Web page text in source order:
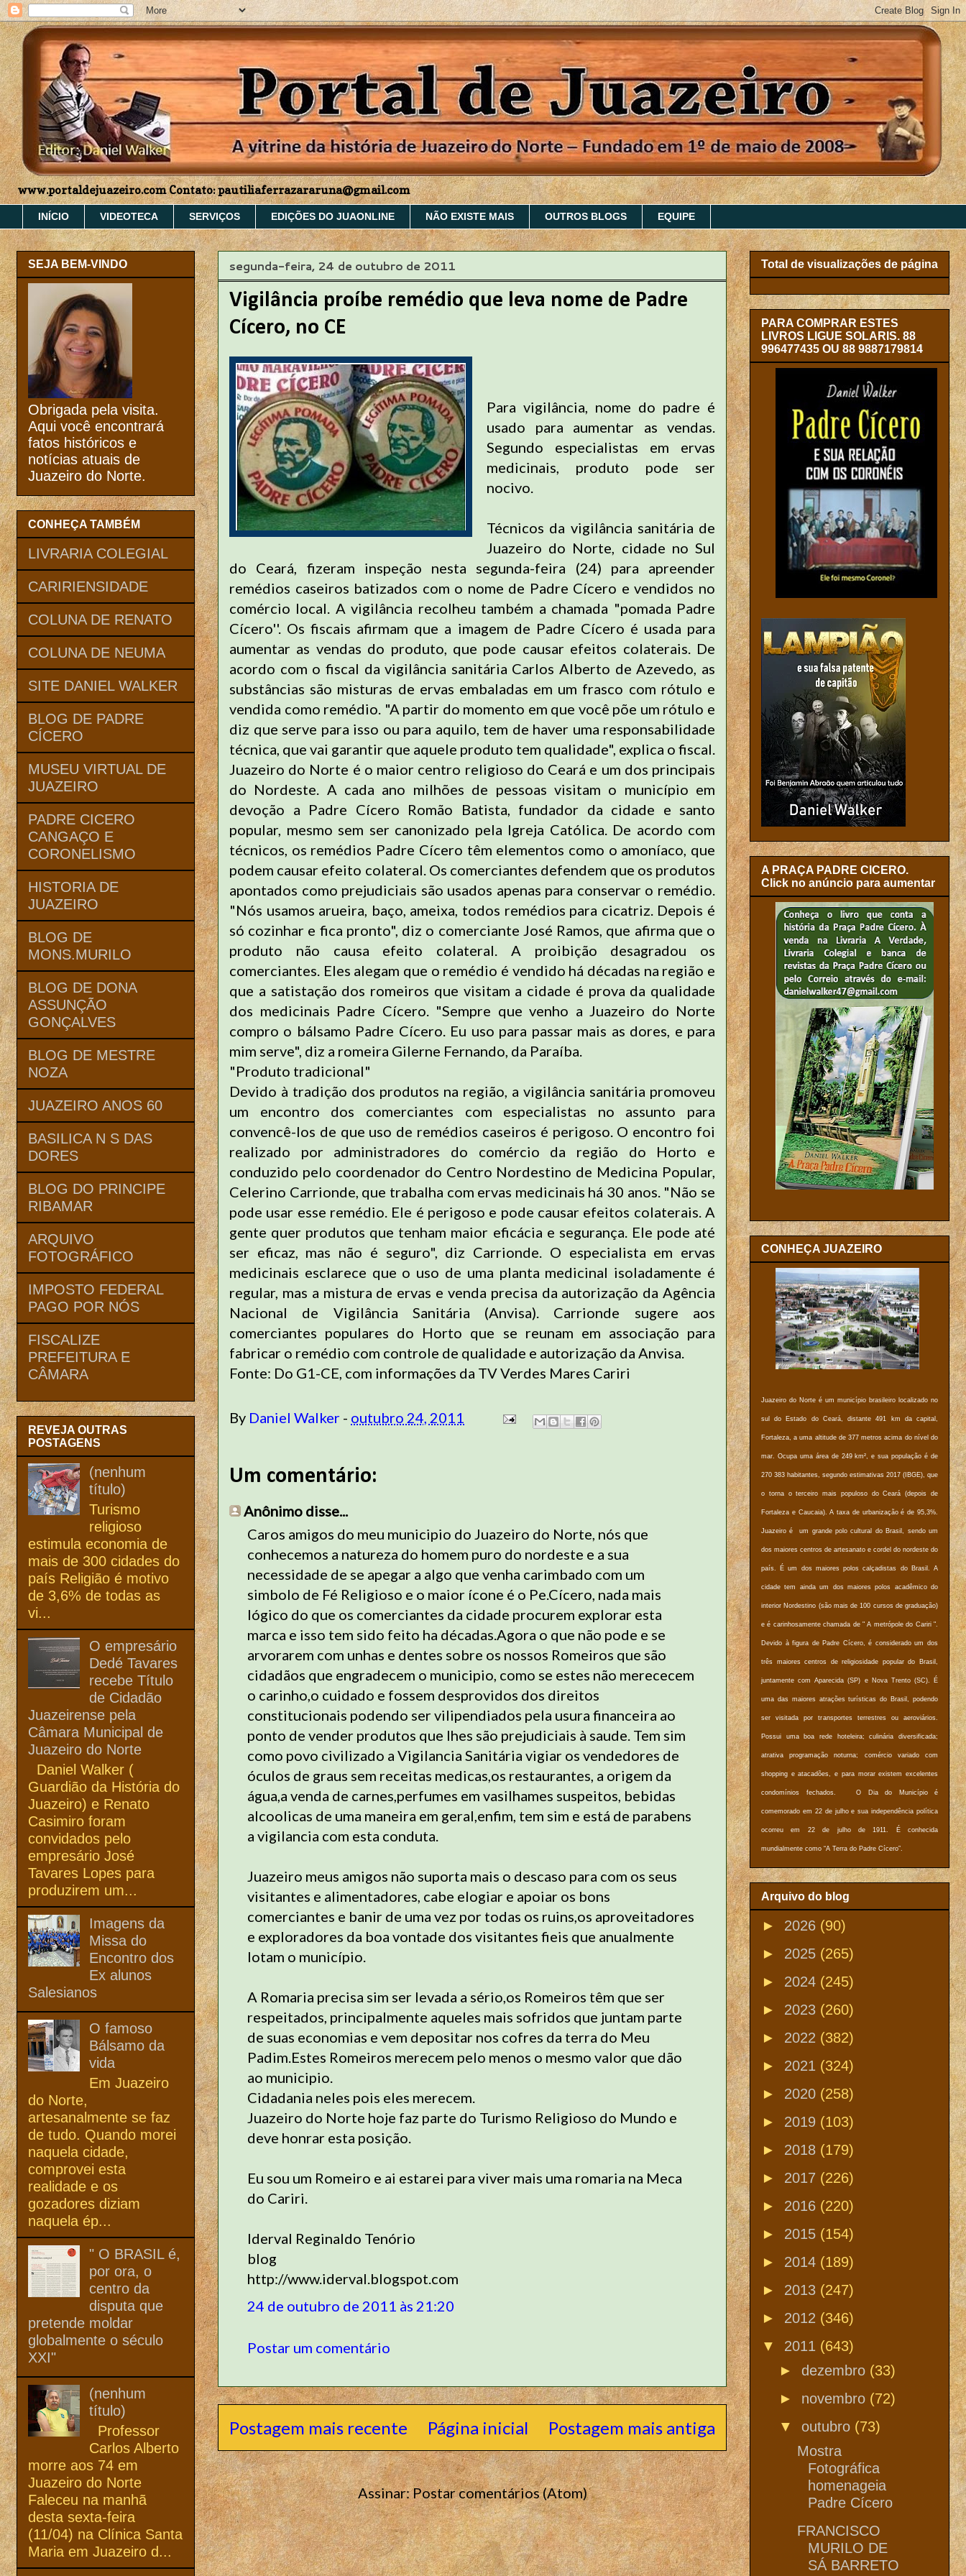
www.portaldejuazeiro.com Contato: pautiliaferrazararuna@gmail.com
INÍCIO VIDEOTECA SERVIÇOS EDIÇÕES DO JUAONLINE NÃO EXISTE MAIS OUTROS BLOGS EQUIPE
segunda-feira, 24 de outubro de 2011
Vigilância proíbe remédio que leva nome de Padre
Cícero, no CE
Para vigilância, nome do padre é
usado para aumentar as vendas.
Segundo especialistas em ervas
medicinais, produto pode ser
nocivo.
Técnicos da vigilância sanitária de
Juazeiro do Norte, cidade no Sul
do Ceará, fizeram inspeção nesta segunda-feira (24) para apreender
remédios caseiros batizados com o nome de Padre Cícero e vendidos no
comércio local. A vigilância recolheu também a chamada "pomada Padre
Cícero''. Os fiscais afirmam que a imagem de Padre Cícero é usada para
aumentar as vendas do produto, que pode causar efeitos colaterais. De
acordo com o fiscal da vigilância sanitária Carlos Alberto de Azevedo, as
substâncias são misturas de ervas embaladas em um frasco com rótulo e
vendida como remédio. "A partir do momento em que você põe um rótulo e
diz que serve para isso ou para aquilo, tem de haver uma responsabilidade
técnica, que vai garantir que aquele produto tem qualidade", explica o fiscal.
Juazeiro do Norte é o maior centro religioso do Ceará e um dos principais
do Nordeste. A cada ano milhões de pessoas visitam o município em
devoção a Padre Cícero Romão Batista, fundador da cidade e santo
popular, mesmo sem ser canonizado pela Igreja Católica. De acordo com
técnicos, os remédios Padre Cícero têm elementos como o amoníaco, que
podem causar efeito colateral. Os comerciantes defendem que os produtos
apontados como prejudiciais são usados apenas para conservar o remédio.
"Nós usamos arueira, baço, ameixa, todos remédios para cicatriz. Depois é
só cozinhar e fica pronto", diz o comerciante José Ramos, que afirma que o
produto não causa efeito colateral. A proibição desagradou os
comerciantes. Eles alegam que o remédio é vendido há décadas na região e
que a satistação dos romeiros que visitam a cidade é prova da qualidade
dos medicinais Padre Cícero. "Sempre que venho a Juazeiro do Norte
compro o bálsamo Padre Cícero. Eu uso para passar mais as dores, e para
mim serve", diz a romeira Gilerne Fernando, da Paraíba.
"Produto tradicional"
Devido à tradição dos produtos na região, a vigilância sanitária promoveu
um encontro dos comerciantes com especialistas no assunto para
convencê-los de que uso de remédios caseiros é perigoso. O encontro foi
realizado por administradores do comércio da região do Horto e
conduzido pelo coordenador do Centro Nordestino de Medicina Popular,
Celerino Carrionde, que trabalha com ervas medicinais há 30 anos. "Não se
pode usar esse remédio. Ele é perigoso e pode causar efeitos colaterais. A
gente quer produtos que tenham maior eficácia e segurança. Ele pode até
ser eficaz, mas não é seguro", diz Carrionde. O especialista em ervas
medicinais esclarece que o uso de uma planta medicinal isoladamente é
regular, mas a mistura de ervas e venda precisa da autorização da Agência
Nacional de Vigilância Sanitária (Anvisa). Carrionde sugere aos
comerciantes populares do Horto que se reunam em associação para
fabricar o remédio com controle de qualidade e autorização da Anvisa.
Fonte: Do G1-CE, com informações da TV Verdes Mares Cariri
By Daniel Walker - outubro 24, 2011
Um comentário:
Anônimo disse...
Caros amigos do meu municipio do Juazeiro do Norte, nós que
conhecemos a natureza do homem puro do nordeste e a sua
necessidade de se apegar a algo que venha carimbado com um
simbolo de Fé Religioso e o maior ícone é o Pe.Cícero, nada mais
lógico do que os comerciantes da cidade procurem explorar esta
marca e isso tem sido feito ha décadas.Agora o que não pode e se
arvorarem com unhas e dentes sobre os nossos Romeiros que são
cidadãos que engradecem o municipio, como se estes não merececem
o carinho,o cuidado e fossem desprovidos dos direitos
constitucionais podendo ser vilipendiados pela usura financeira ao
ponto de vender produtos que lhes são prejudiciais à saude. Tem sim
como povo civilizado a Vigilancia Sanitária vigiar os vendedores de
óculos de graus sem receitas medicas,os restaurantes, a origem da
água,a venda de carnes,perfumes em vasilhames suspeitos, bebidas
alcoolicas de uma maneira em geral,enfim, tem sim e está de parabens
a vigilancia com esta conduta.
Juazeiro meus amigos não suporta mais o descaso para com os seus
visitantes e alimentadores, cabe elogiar e apoiar os bons
comerciantes e banir de uma vez por todas os ruins,os aproveitadores
e exploradores da boa vontade dos visitantes fieis que anualmente
lotam o município.
A Romaria precisa sim ser levada a sério,os Romeiros têm que ser
respeitados, principalmente aqueles mais sofridos que juntam parte
de suas economias e vem depositar nos cofres da terra do Meu
Padim.Estes Romeiros merecem pelo menos o mesmo valor que dão
ao municipio.
Cidadania neles pois eles merecem.
Juazeiro do Norte hoje faz parte do Turismo Religioso do Mundo e
deve honrar esta posição.
Eu sou um Romeiro e ai estarei para viver mais uma romaria na Meca
do Cariri.
Iderval Reginaldo Tenório
blog
http://www.iderval.blogspot.com
24 de outubro de 2011 às 21:20
Postar um comentário
Postagem mais recente Postagem mais antiga
Página inicial
Assinar:Postar comentários (Atom)
SEJA BEM-VINDO
Obrigada pela visita.
Aqui você encontrará
fatos históricos e
notícias atuais de
Juazeiro do Norte.
CONHEÇA TAMBÉM
LIVRARIA COLEGIAL
CARIRIENSIDADE
COLUNA DE RENATO
COLUNA DE NEUMA
SITE DANIEL WALKER
BLOG DE PADRE
CÍCERO
MUSEU VIRTUAL DE
JUAZEIRO
PADRE CICERO
CANGAÇO E
CORONELISMO
HISTORIA DE
JUAZEIRO
BLOG DE
MONS.MURILO
BLOG DE DONA
ASSUNÇÃO
GONÇALVES
BLOG DE MESTRE
NOZA
JUAZEIRO ANOS 60
BASILICA N S DAS
DORES
BLOG DO PRINCIPE
RIBAMAR
ARQUIVO
FOTOGRÁFICO
IMPOSTO FEDERAL
PAGO POR NÓS
FISCALIZE
PREFEITURA E
CÂMARA
REVEJA OUTRAS
POSTAGENS
(nenhum
título)
Turismo
religioso
estimula economia de
mais de 300 cidades do
país Religião é motivo
de 3,6% de todas as
vi...
O empresário
Dedé Tavares
recebe Título
de Cidadão
Juazeirense pela
Câmara Municipal de
Juazeiro do Norte
Daniel Walker (
Guardião da História do
Juazeiro) e Renato
Casimiro foram
convidados pelo
empresário José
Tavares Lopes para
produzirem um...
Imagens da
Missa do
Encontro dos
Ex alunos
Salesianos
O famoso
Bálsamo da
vida
Em Juazeiro
do Norte,
artesanalmente se faz
de tudo. Quando morei
naquela cidade,
comprovei esta
realidade e os
gozadores diziam
naquela ép...
" O BRASIL é,
por ora, o
centro da
disputa que
pretende moldar
globalmente o século
XXI"
(nenhum
título)
Professor
Carlos Alberto
morre aos 74 em
Juazeiro do Norte
Faleceu na manhã
desta sexta-feira
(11/04) na Clínica Santa
Maria em Juazeiro d...
Total de visualizações de página
PARA COMPRAR ESTES
LIVROS LIGUE SOLARIS. 88
996477435 OU 88 9887179814
A PRAÇA PADRE CICERO.
Click no anúncio para aumentar
CONHEÇA JUAZEIRO
Juazeiro do Norte é um município brasileiro localizado no
sul do Estado do Ceará, distante 491 km da capital,
Fortaleza, a uma altitude de 377 metros acima do nível do
mar. Ocupa uma área de 249 km², e sua população é de
270 383 habitantes, segundo estimativas 2017 (IBGE), que
o torna o terceiro mais populoso do Ceará (depois de
Fortaleza e Caucaia). A taxa de urbanização é de 95,3%.
Juazeiro é um grande polo cultural do Brasil, sendo um
dos maiores centros de artesanato e cordel do nordeste do
país. É um dos maiores polos calçadistas do Brasil. A
cidade tem ainda um dos maiores polos acadêmico do
interior Nordestino (são mais de 100 cursos de graduação)
e é carinhosamente chamada de " A metrópole do Cariri ".
Devido à figura de Padre Cícero, é considerado um dos
três maiores centros de religiosidade popular do Brasil,
juntamente com Aparecida (SP) e Nova Trento (SC). É
uma das maiores atrações turísticas do Brasil, podendo
ser visitada por transportes terrestres ou aeroviários.
Possui uma boa rede hoteleira; culinária diversificada;
atrativa programação noturna; comércio variado com
shopping e atacadões, e para morar existem excelentes
condomínios fechados. O Dia do Município é
comemorado em 22 de julho e sua independência política
ocorreu em 22 de julho de 1911. É conhecida
mundialmente como “A Terra do Padre Cícero”.
Arquivo do blog
► 2026 (90)
► 2025 (265)
► 2024 (245)
► 2023 (260)
► 2022 (382)
► 2021 (324)
► 2020 (258)
► 2019 (103)
► 2018 (179)
► 2017 (226)
► 2016 (220)
► 2015 (154)
► 2014 (189)
► 2013 (247)
► 2012 (346)
▼ 2011 (643)
► dezembro (33)
► novembro (72)
▼ outubro (73)
Mostra
Fotográfica
homenageia
Padre Cícero
FRANCISCO
MURILO DE
SÁ BARRETO